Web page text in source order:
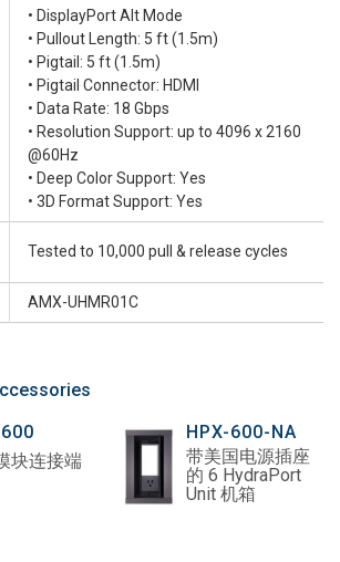
• DisplayPort Alt Mode
• Pullout Length: 5 ft (1.5m)
• Pigtail: 5 ft (1.5m)
• Pigtail Connector: HDMI
• Data Rate: 18 Gbps
• Resolution Support: up to 4096 x 2160
@60Hz
• Deep Color Support: Yes
• 3D Format Support: Yes
Tested to 10,000 pull & release cycles
AMX-UHMR01C
块连接端
HPX-600-NA
带美国电源插座
的 6 HydraPort
Unit 机箱